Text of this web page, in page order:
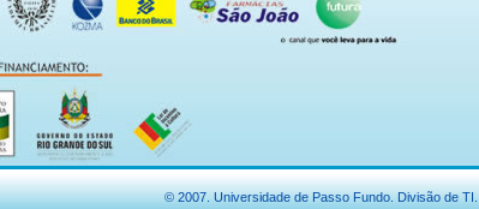
© 2007. Universidade de Passo Fundo. Divisão de TI.